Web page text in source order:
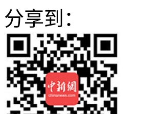
分享到：